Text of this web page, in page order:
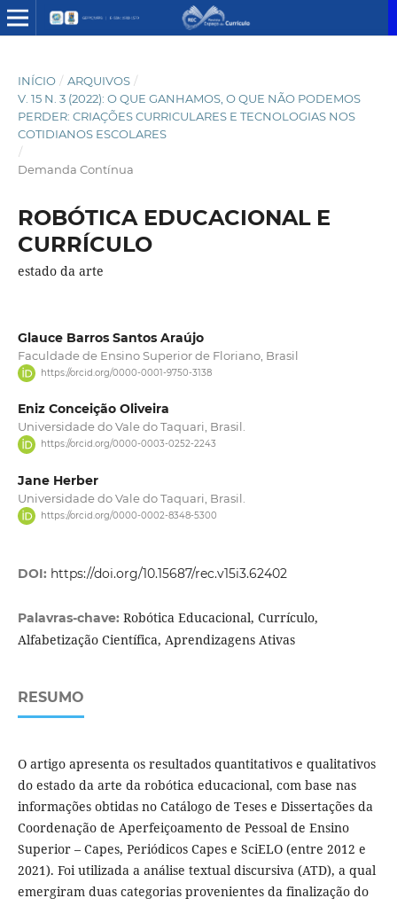
INÍCIO / ARQUIVOS /
V. 15 N. 3 (2022): O QUE GANHAMOS, O QUE NÃO PODEMOS
PERDER: CRIAÇÕES CURRICULARES E TECNOLOGIAS NOS
COTIDIANOS ESCOLARES
/
Demanda Contínua
ROBÓTICA EDUCACIONAL E
CURRÍCULO
estado da arte
Glauce Barros Santos Araújo
Faculdade de Ensino Superior de Floriano, Brasil
https://orcid.org/0000-0001-9750-3138
Eniz Conceição Oliveira
Universidade do Vale do Taquari, Brasil.
https://orcid.org/0000-0003-0252-2243
Jane Herber
Universidade do Vale do Taquari, Brasil.
https://orcid.org/0000-0002-8348-5300
DOI: https://doi.org/10.15687/rec.v15i3.62402
Palavras-chave: Robótica Educacional, Currículo,
Alfabetização Científica, Aprendizagens Ativas
RESUMO
O artigo apresenta os resultados quantitativos e qualitativos
do estado da arte da robótica educacional, com base nas
informações obtidas no Catálogo de Teses e Dissertações da
Coordenação de Aperfeiçoamento de Pessoal de Ensino
Superior – Capes, Periódicos Capes e SciELO (entre 2012 e
2021). Foi utilizada a análise textual discursiva (ATD), a qual
emergiram duas categorias provenientes da finalização do